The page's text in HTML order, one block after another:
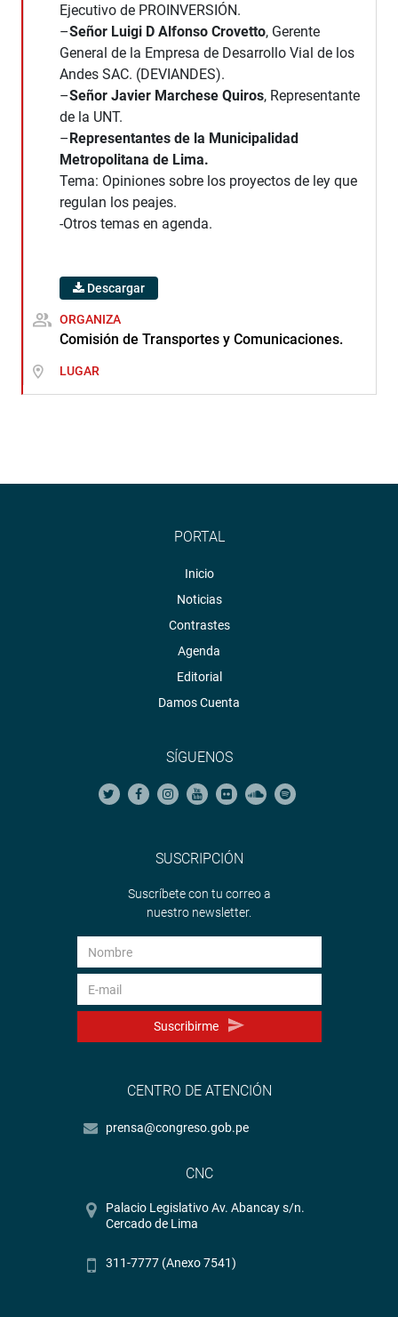
Ejecutivo de PROINVERSIÓN.
–Señor Luigi D Alfonso Crovetto, Gerente
General de la Empresa de Desarrollo Vial de los
Andes SAC. (DEVIANDES).
–Señor Javier Marchese Quiros, Representante
de la UNT.
–Representantes de la Municipalidad
Metropolitana de Lima.
Tema: Opiniones sobre los proyectos de ley que
regulan los peajes.
-Otros temas en agenda.
Descargar
ORGANIZA
Comisión de Transportes y Comunicaciones.
LUGAR
PORTAL
Inicio
Noticias
Contrastes
Agenda
Editorial
Damos Cuenta
SÍGUENOS
SUSCRIPCIÓN
Suscríbete con tu correo a
nuestro newsletter.
Suscribirme
CENTRO DE ATENCIÓN
prensa@congreso.gob.pe
CNC
Palacio Legislativo Av. Abancay s/n.
Cercado de Lima
311-7777 (Anexo 7541)